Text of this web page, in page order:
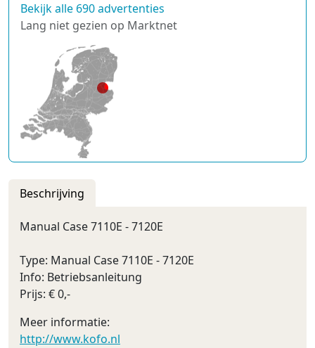
Bekijk alle 690 advertenties
Lang niet gezien op Marktnet
Beschrijving
Manual Case 7110E - 7120E
Type: Manual Case 7110E - 7120E
Info: Betriebsanleitung
Prijs: € 0,-
Meer informatie:
http://www.kofo.nl